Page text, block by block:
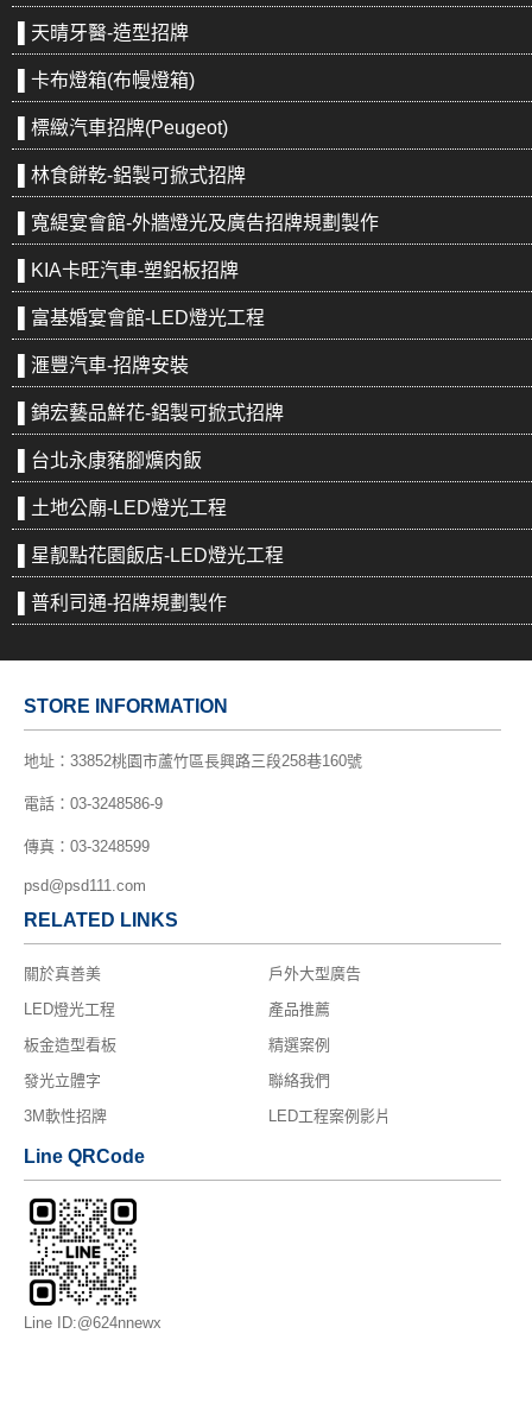
▌天晴牙醫-造型招牌
▌卡布燈箱(布幔燈箱)
▌標緻汽車招牌(Peugeot)
▌林食餅乾-鋁製可掀式招牌
▌寬緹宴會館-外牆燈光及廣告招牌規劃製作
▌KIA卡旺汽車-塑鋁板招牌
▌富基婚宴會館-LED燈光工程
▌滙豐汽車-招牌安裝
▌錦宏藝品鮮花-鋁製可掀式招牌
▌台北永康豬腳爌肉飯
▌土地公廟-LED燈光工程
▌星靓點花園飯店-LED燈光工程
▌普利司通-招牌規劃製作
STORE INFORMATION
地址： 33852桃園市蘆竹區長興路三段258巷160號
電話： 03-3248586-9
傳真：03-3248599
psd@psd111.com
RELATED LINKS
關於真善美
戶外大型廣告
LED燈光工程
產品推薦
板金造型看板
精選案例
發光立體字
聯絡我們
3M軟性招牌
LED工程案例影片
Line QRCode
Line ID:@624nnewx